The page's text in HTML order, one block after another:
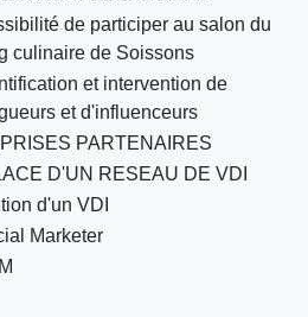
de participer au salon du
culinaire de Soissons
et intervention de
et d'influenceurs
PARTENAIRES
D'UN RESEAU DE VDI
d'un VDI
Marketer